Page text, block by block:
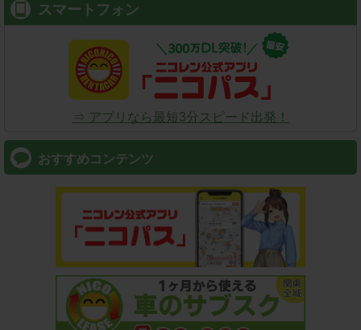
スマートフォン
⇒ アプリなら最短3分スピード出発！
おすすめコンテンツ